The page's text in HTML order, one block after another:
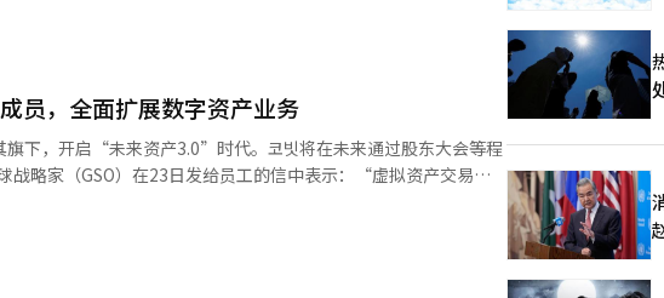
员，全面扩展数字资产业务
旗下，开启“未来资产3.0”时代。코빗将在未来通过股东大会等程
略家指出：“我们的使命是将传统
稳定币，以及传统与数字资产有机共存的新投资生态系统。”